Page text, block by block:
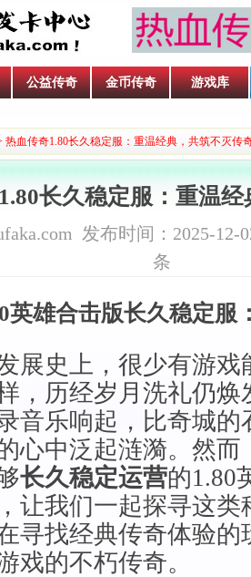
公益传奇 金币传奇 游戏库
热血传奇1.80长久稳定服：重温经典，共筑不灭传
长久稳定服：重温
发布时间：2025-12-
条
英雄合击版长久稳定服
展史上，很少有游戏
，历经岁月洗礼仍焕
音乐响起，比奇城
心中泛起涟漪。然而
长久稳定运营的1.80
让我们一起探寻这
寻找经典传奇体验的
戏的不朽传奇。